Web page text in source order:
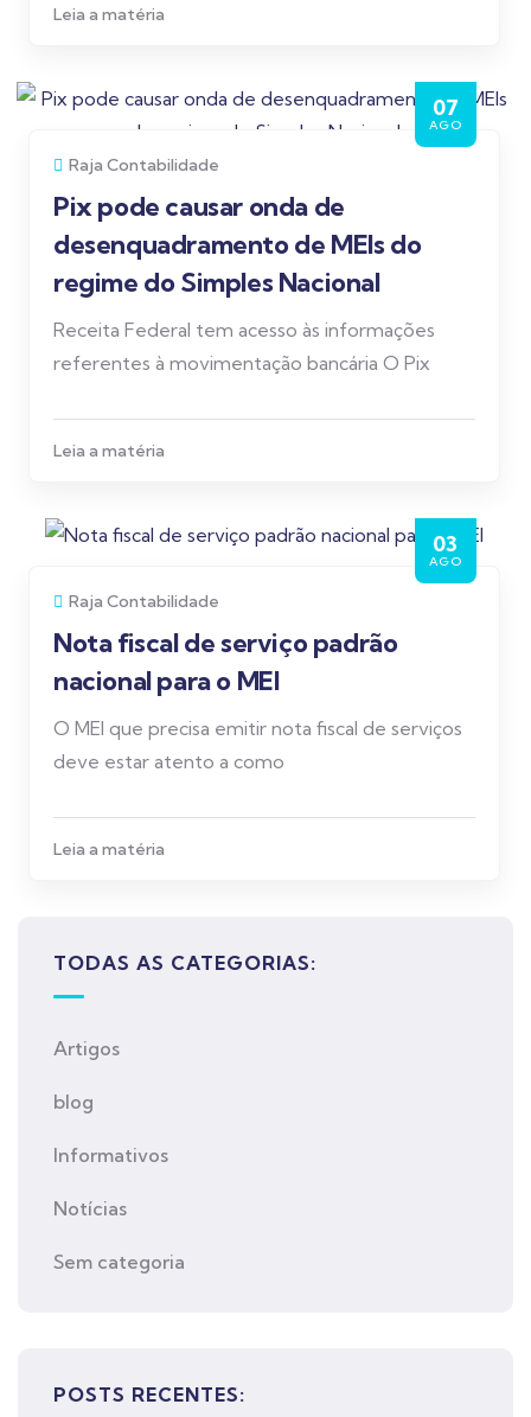
Leia a matéria
07
AGO
Raja Contabilidade
Pix pode causar onda de
desenquadramento de MEIs do
regime do Simples Nacional
Receita Federal tem acesso às informações
referentes à movimentação bancária O Pix
Leia a matéria
03
AGO
Raja Contabilidade
Nota fiscal de serviço padrão
nacional para o MEI
O MEI que precisa emitir nota fiscal de serviços
deve estar atento a como
Leia a matéria
TODAS AS CATEGORIAS:
Artigos
blog
Informativos
Notícias
Sem categoria
POSTS RECENTES: